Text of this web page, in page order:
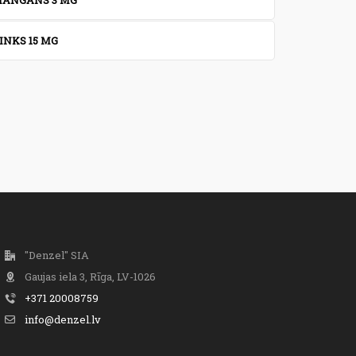
15 MG
"Denzel" SIA
Gaujas iela 3, Rīga, LV-1026
+371 20008759
info@denzel.lv